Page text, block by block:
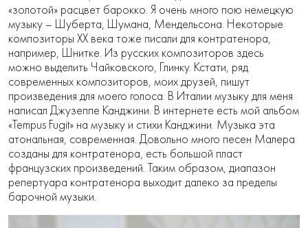
«золотой» расцвет барокко. Я очень много пою немецкую
музыку – Шуберта, Шумана, Мендельсона. Некоторые
композиторы XX века тоже писали для контратенора,
например, Шнитке. Из русских композиторов здесь
можно выделить Чайковского, Глинку. Кстати, ряд
современных композиторов, моих друзей, пишут
произведения для моего голоса. В Италии музыку для меня
написал Джузеппе Канджини. В интернете есть мой альбом
«Tempus Fugit» на музыку и стихи Канджини. Музыка эта
атональная, современная. Довольно много песен Малера
созданы для контратенора, есть большой пласт
французских произведений. Таким образом, диапазон
репертуара контратенора выходит далеко за пределы
барочной музыки.